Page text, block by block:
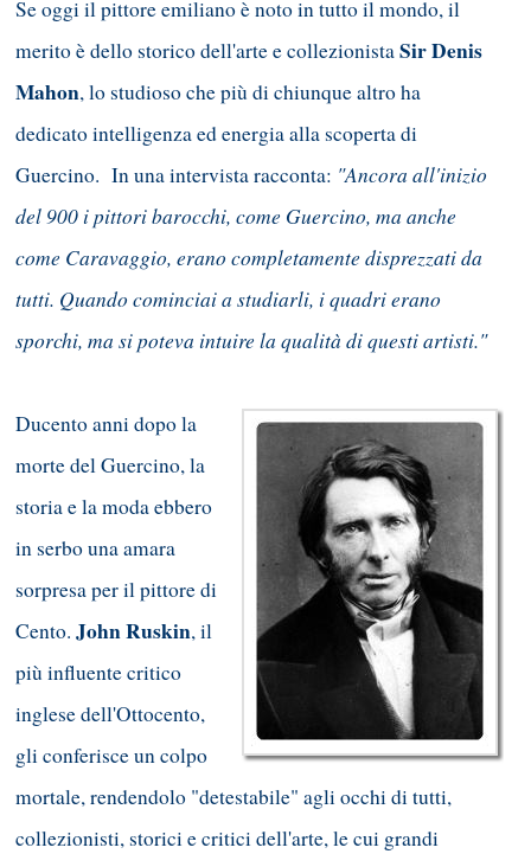
Se oggi il pittore emiliano è noto in tutto il mondo, il
merito è dello storico dell'arte e collezionistaSir Denis
Mahon, lo studioso che più di chiunque altro ha
dedicato intelligenza ed energia alla scoperta di
Guercino. In una intervista racconta: "Ancora all'inizio
del 900 i pittori barocchi, come Guercino, ma anche
come Caravaggio, erano completamente disprezzati da
tutti. Quando cominciai a studiarli, i quadri erano
sporchi, ma si poteva intuire la qualità di questi artisti."
Ducento anni dopo la
morte del Guercino, la
storia e la moda ebbero
in serbo una amara
sorpresa per il pittore di
Cento. John Ruskin, il
più influente critico
inglese dell'Ottocento,
gli conferisce un colpo
mortale, rendendolo "detestabile" agli occhi di tutti,
collezionisti, storici e critici dell'arte, le cui grandi